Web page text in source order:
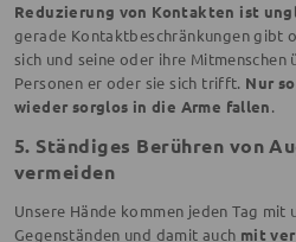
Reduzierung von Kontakten ist
gerade Kontaktbeschränkungen gibt
sich und seine oder ihre
Personen er oder sie sich trifft. Nur
wieder sorglos in die Arme fallen.
5. Ständiges Berühren von
vermeiden
Unsere Hände kommen jeden Tag mit
Gegenständen und damit auch mit